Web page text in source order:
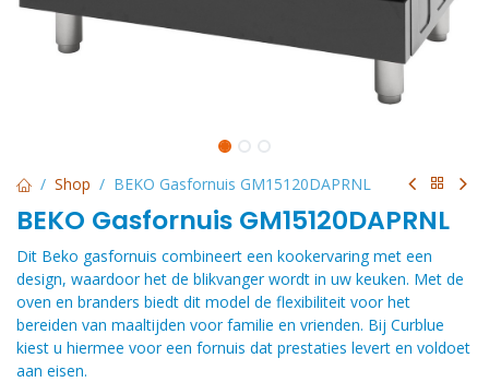
Shop BEKO Gasfornuis GM15120DAPRNL
BEKO Gasfornuis GM15120DAPRNL
Dit Beko gasfornuis combineert een kookervaring met een
design, waardoor het de blikvanger wordt in uw keuken. Met de
oven en branders biedt dit model de flexibiliteit voor het
bereiden van maaltijden voor familie en vrienden. Bij Curblue
kiest u hiermee voor een fornuis dat prestaties levert en voldoet
aan eisen.